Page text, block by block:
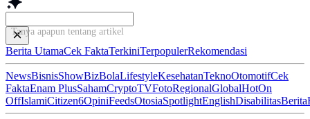
Tanya apapun tentang artikel ini...
Berita UtamaCek FaktaTerkiniTerpopulerRekomendasi
NewsBisnisShowBizBolaLifestyleKesehatanTeknoOtomotifCek
FaktaEnam PlusSahamCryptoTVFotoRegionalGlobalHotOn
OffIslamiCitizen6OpiniFeedsOtosiaSpotlightEnglishDisabilitasBerita